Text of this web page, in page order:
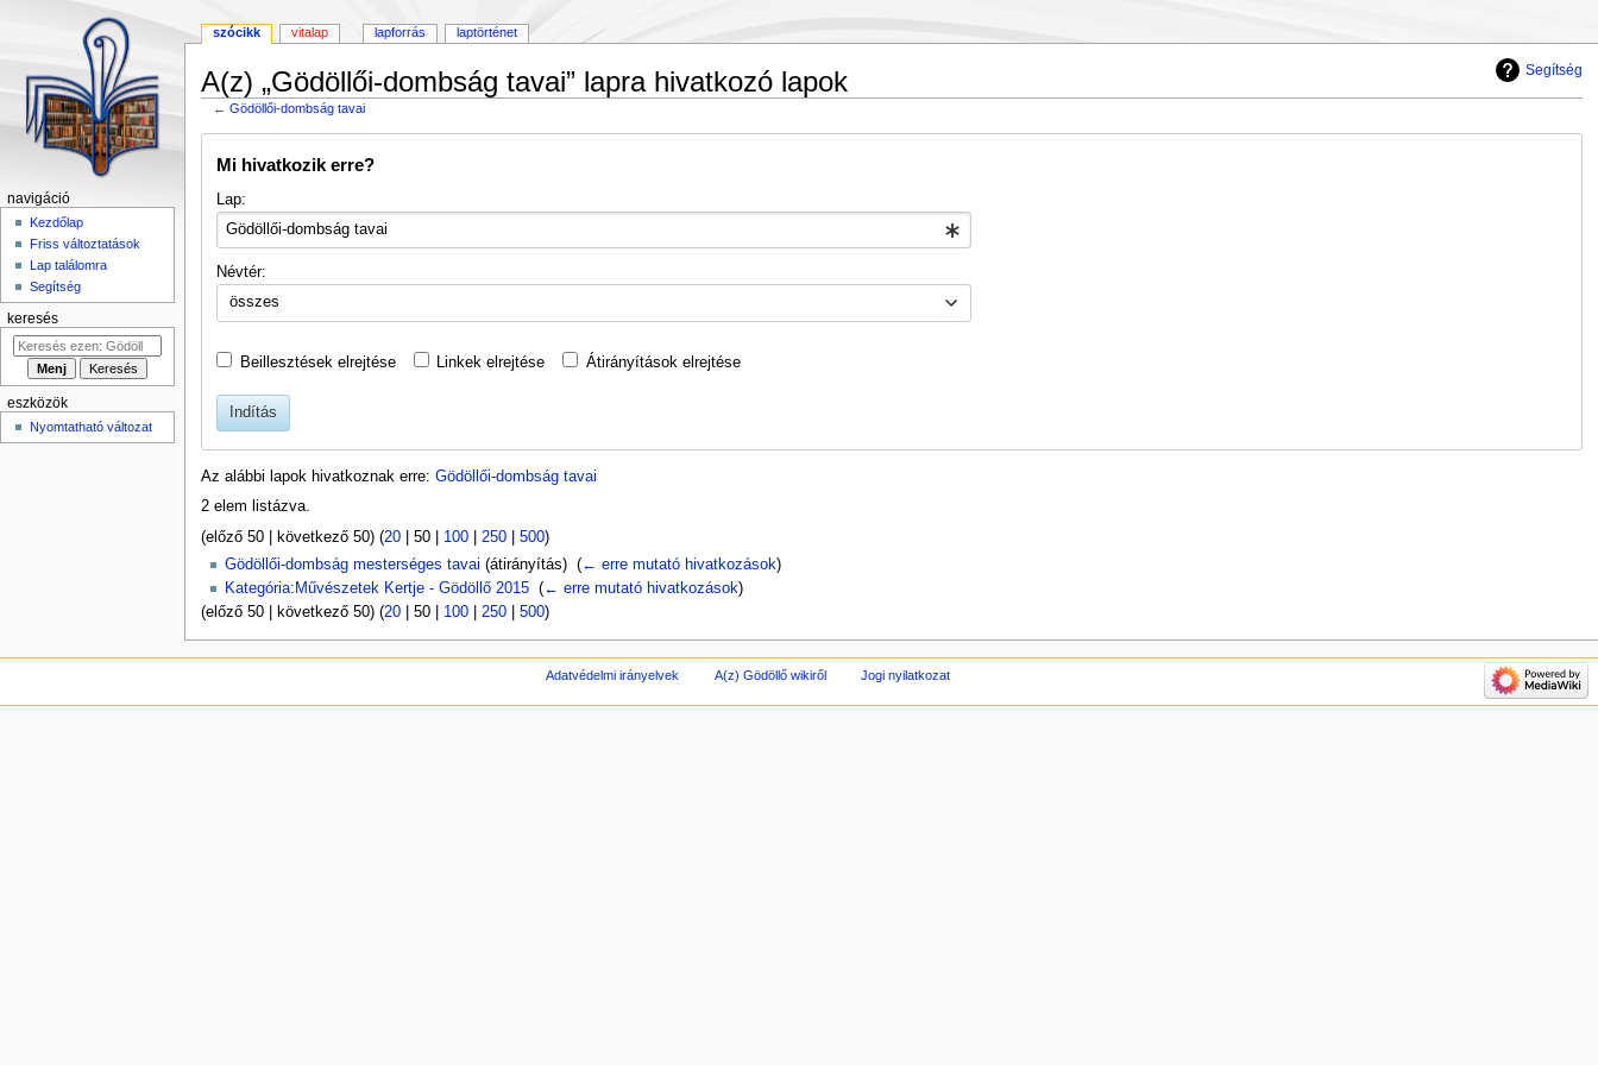
Segítség
A(z) „Gödöllői-dombság tavai” lapra hivatkozó lapok
←Gödöllői-dombság tavai
Mi hivatkozik erre?
Lap:
Névtér:
összes
Beillesztések elrejtése Linkek elrejtése Átirányítások elrejtése
Indítás
Az alábbi lapok hivatkoznak erre: Gödöllői-dombság tavai
2 elem listázva.
(előző 50| következő 50) (20| 50| 100| 250| 500)
Gödöllői-dombság mesterséges tavai (átirányítás) ‎ (← erre mutató hivatkozások)
Kategória:Művészetek Kertje - Gödöllő 2015‎ (← erre mutató hivatkozások)
(előző 50| következő 50) (20| 50| 100| 250| 500)
szócikk vitalap lapforrás laptörténet
navigáció
Kezdőlap
Friss változtatások
Lap találomra
Segítség
keresés
eszközök
Nyomtatható változat
Adatvédelmi irányelvek A(z) Gödöllő wikiről Jogi nyilatkozat